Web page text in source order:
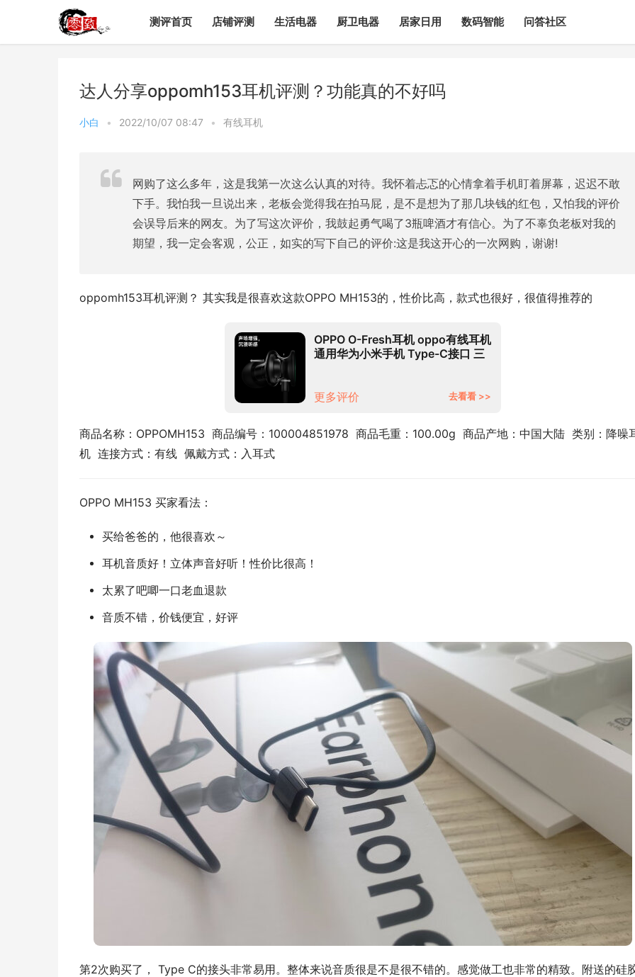
测评首页 店铺评测 生活电器 厨卫电器 居家日用 数码智能 问答社区
达人分享oppomh153耳机评测？功能真的不好吗
小白 • 2022/10/07 08:47 • 有线耳机
网购了这么多年，这是我第一次这么认真的对待。我怀着忐忑的心情拿着手机盯着屏幕，迟迟不敢
下手。我怕我一旦说出来，老板会觉得我在拍马屁，是不是想为了那几块钱的红包，又怕我的评价
会误导后来的网友。为了写这次评价，我鼓起勇气喝了3瓶啤酒才有信心。为了不辜负老板对我的
期望，我一定会客观，公正，如实的写下自己的评价:这是我这开心的一次网购，谢谢!
oppomh153耳机评测？ 其实我是很喜欢这款OPPO MH153的，性价比高，款式也很好，很值得推荐的
OPPO O-Fresh耳机 oppo有线耳机
通用华为小米手机 Type-C接口 三
更多评价
去看看 >>
商品名称：OPPOMH153  商品编号：100004851978  商品毛重：100.00g  商品产地：中国大陆  类别：降噪
机  连接方式：有线  佩戴方式：入耳式
OPPO MH153 买家看法：
买给爸爸的，他很喜欢～
耳机音质好！立体声音好听！性价比很高！
太累了吧唧一口老血退款
音质不错，价钱便宜，好评
第2次购买了， Type C的接头非常易用。整体来说音质很是不是很不错的。感觉做工也非常的精致。附送的硅